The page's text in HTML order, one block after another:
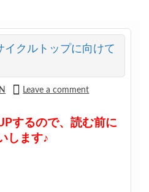
クルトップに向けて
Leave a comment
するので、読む前に
します♪